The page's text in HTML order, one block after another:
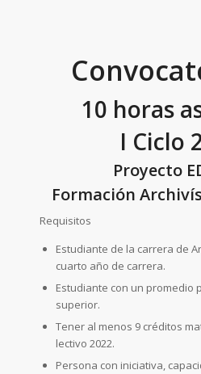
10 horas
I Ciclo
Proyecto
Formación
Requisitos
Estudiante de la carrera de
cuarto año de carrera.
Estudiante con un promedio
superior.
Tener al menos 9 créditos
lectivo 2022.
Persona con iniciativa,